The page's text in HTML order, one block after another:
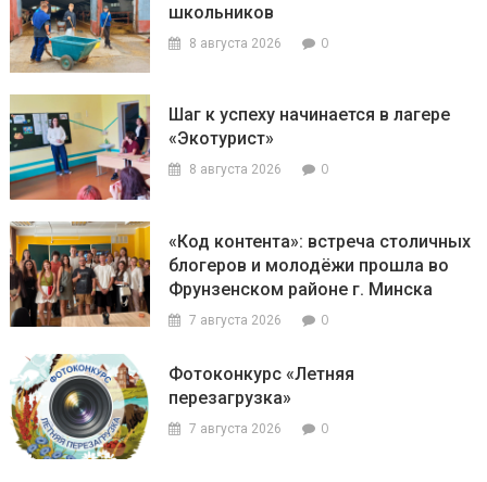
школьников
8 августа 2026 0
Шаг к успеху начинается в лагере
«Экотурист»
8 августа 2026 0
«Код контента»: встреча столичных
блогеров и молодёжи прошла во
Фрунзенском районе г. Минска
7 августа 2026 0
Фотоконкурс «Летняя
перезагрузка»
7 августа 2026 0